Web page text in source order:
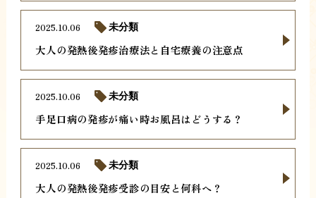
大人の発熱後発疹治療法と自宅療養の注意点
2025.10.06 未分類
手足口病の発疹が痛い時お風呂はどうする？
2025.10.06 未分類
大人の発熱後発疹受診の目安と何科へ？
2025.10.06 未分類